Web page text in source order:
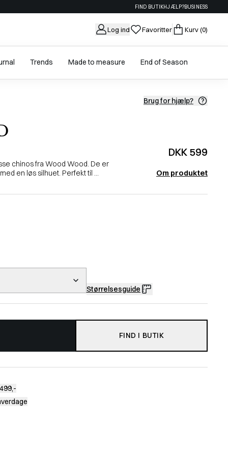
FIND BUTIKHJÆLP?BUSINESS
Log ind Favoritter Kurv(0)
Trends Made to measure End of Season
Brug for hjælp?
DKK 599
chinos fra Wood Wood. De er
en løs silhuet. Perfekt til ...
Om produktet
Størrelsesguide
FIND I BUTIK